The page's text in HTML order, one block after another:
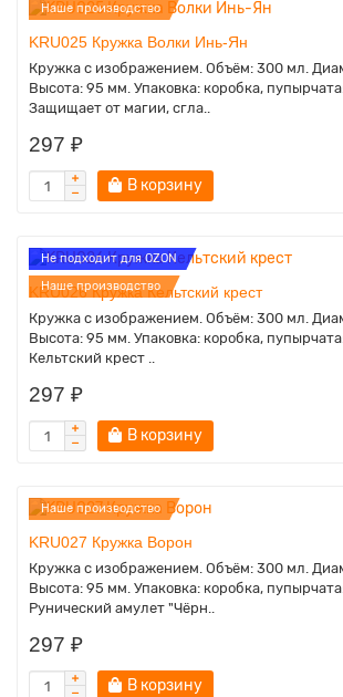
Наше производство
KRU025 Кружка Волки Инь-Ян
Кружка с изображением. Объём: 300 мл.
Высота: 95 мм. Упаковка: коробка,
Защищает от магии, сгла..
297 ₽
В корзину
Не подходит для OZON
Наше производство
KRU026 Кружка Кельтский крест
Кружка с изображением. Объём: 300 мл.
Высота: 95 мм. Упаковка: коробка,
Кельтский крест ..
297 ₽
В корзину
Наше производство
KRU027 Кружка Ворон
Кружка с изображением. Объём: 300 мл.
Высота: 95 мм. Упаковка: коробка,
Рунический амулет "Чёрн..
297 ₽
В корзину